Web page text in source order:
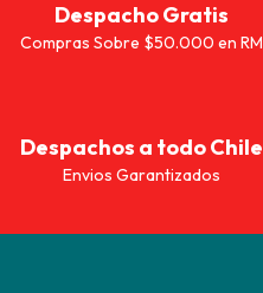
Despacho Gratis
Compras Sobre $50.000 en RM
Despachos a todo Chile
Envios Garantizados